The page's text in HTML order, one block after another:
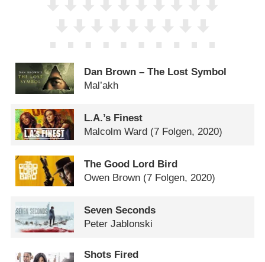
Dan Brown – The Lost Symbol
Mal’akh
L.A.’s Finest
Malcolm Ward (7 Folgen, 2020)
The Good Lord Bird
Owen Brown (7 Folgen, 2020)
Seven Seconds
Peter Jablonski
Shots Fired